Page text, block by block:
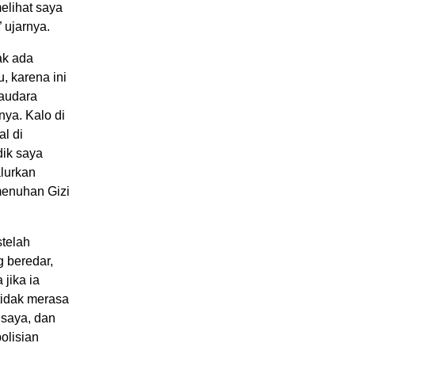
saya
ujarnya.
ada
karena ini
Kalo di
di
saya
Gizi
beredar,
jika ia
merasa
dan